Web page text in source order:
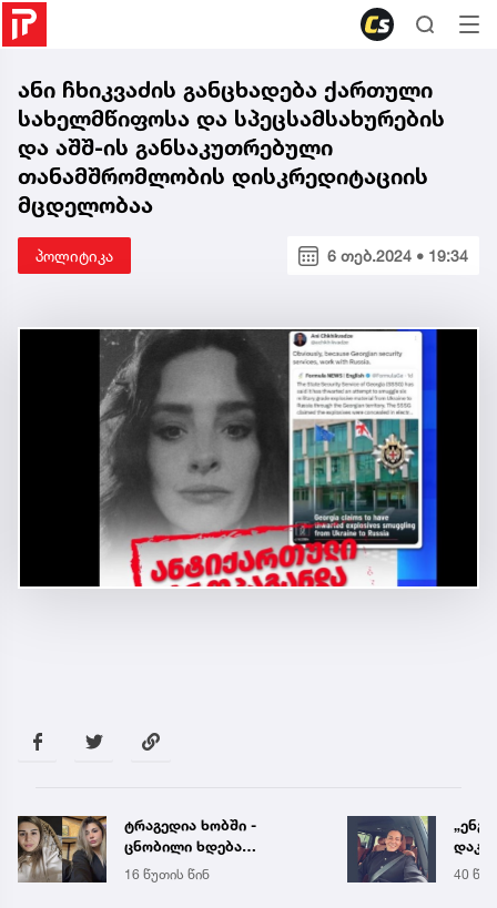
ანი ჩხიკვაძის განცხადება ქართული
სახელმწიფოსა და სპეცსამსახურების
და აშშ-ის განსაკუთრებული
თანამშრომლობის დისკრედიტაციის
მცდელობაა
პოლიტიკა 6 თებ.2024 • 19:34
ტრაგედია ხობში -
ცნობილი ხდება
დაღუპული დედა-შვილის
ვინაობა
16 წუთის წინ 40